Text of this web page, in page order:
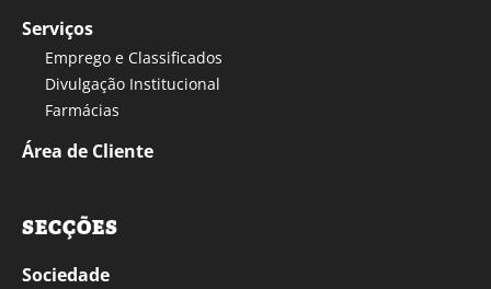
Serviços
Emprego e Classificados
Divulgação Institucional
Farmácias
Área de Cliente
SECÇÕES
Sociedade